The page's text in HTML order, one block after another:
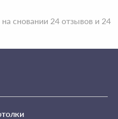
сновании 24 отзывов и 24